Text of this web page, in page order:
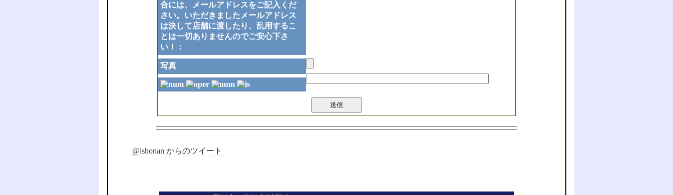
合には、メールアドレスをご記入くだ
さい。いただきましたメールアドレス
は決して店舗に渡したり、乱用するこ
とは一切ありませんのでご安心下さ
い！：
写真
@ishonan からのツイート